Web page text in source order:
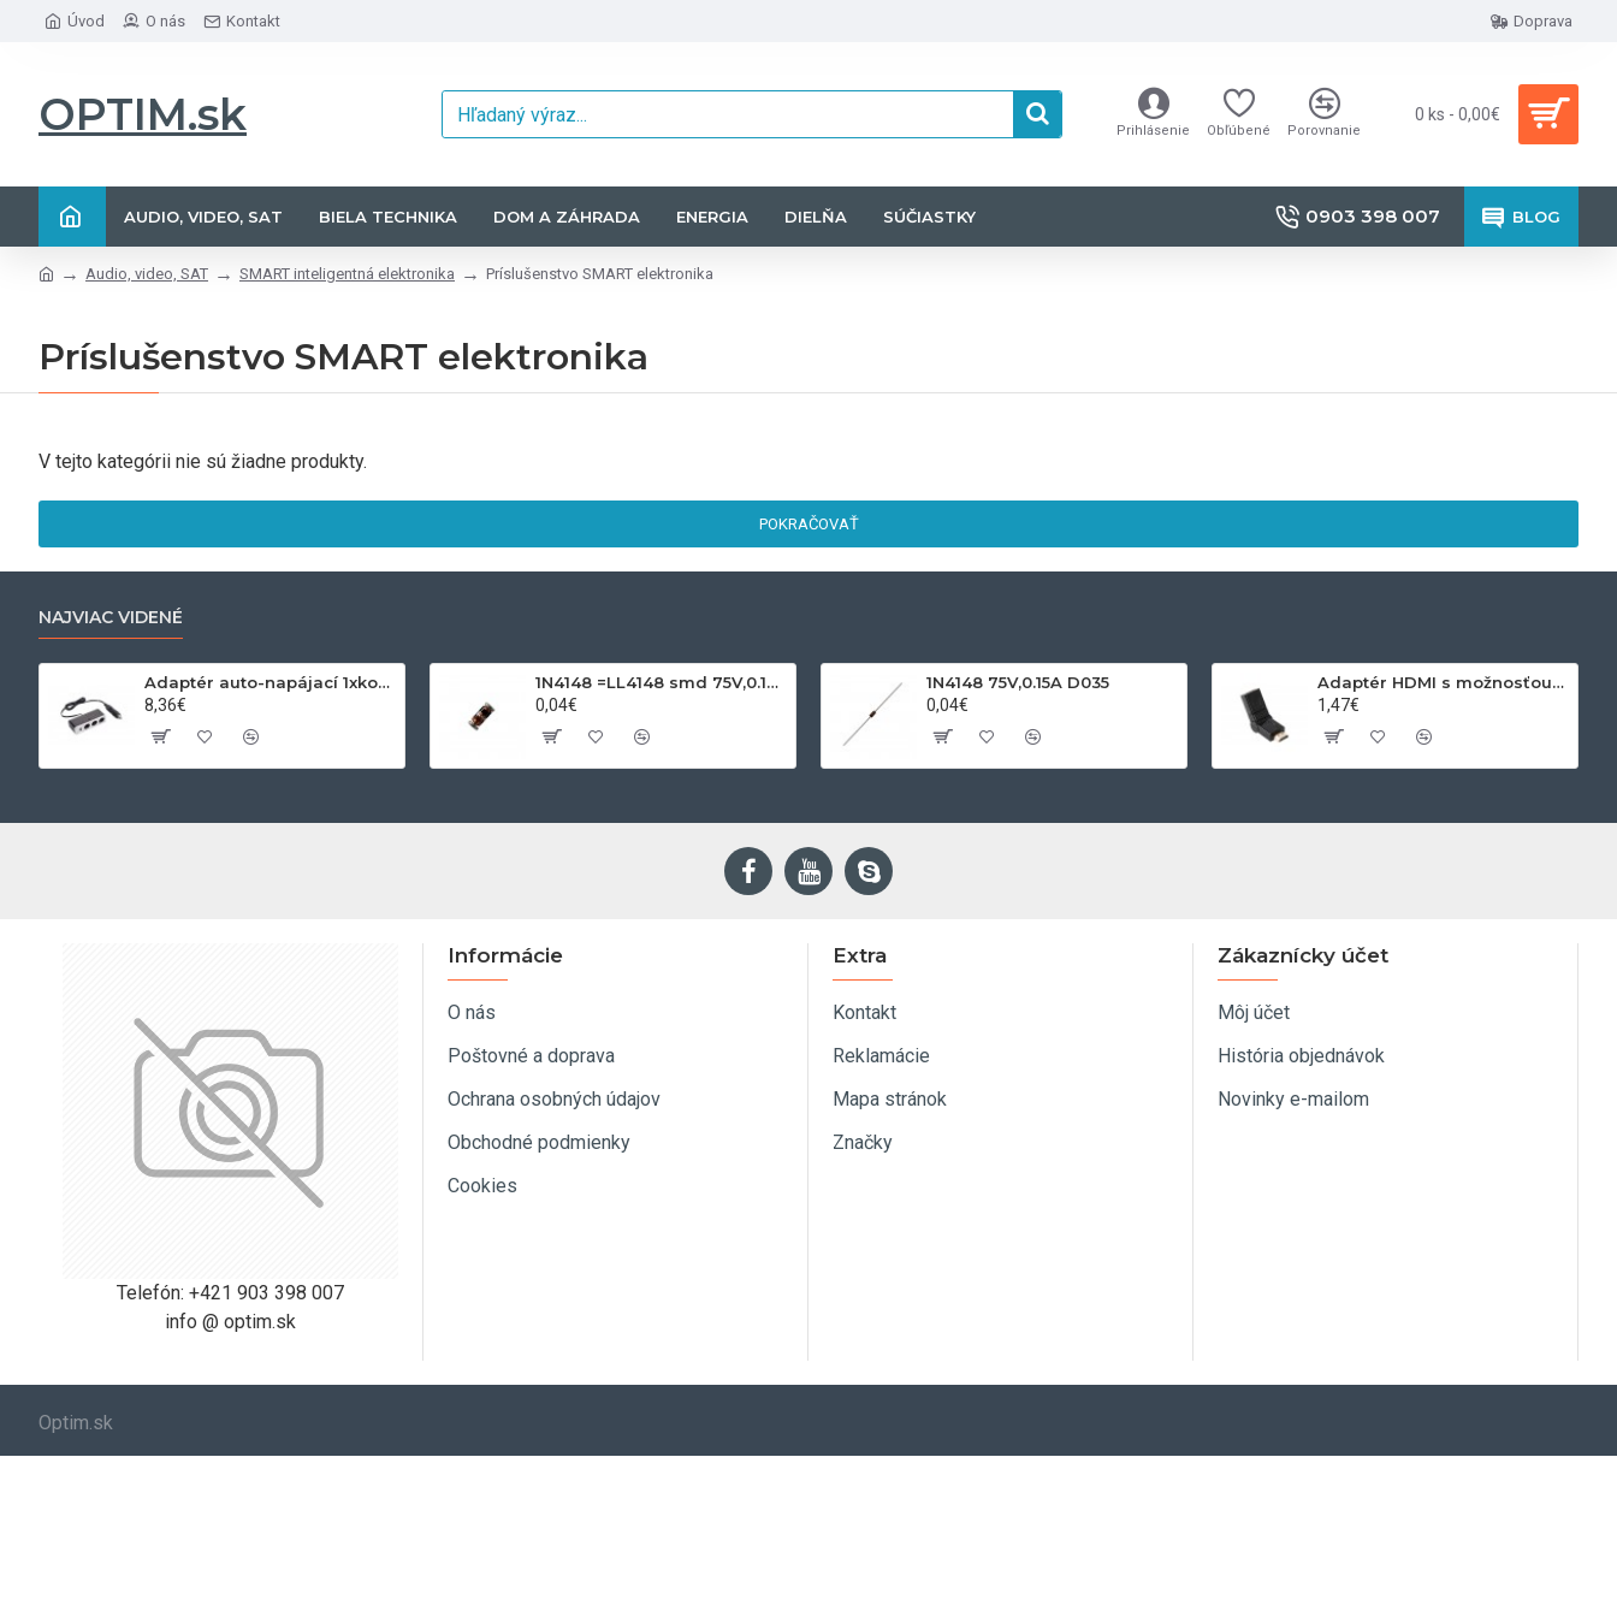
Úvod O nás Kontakt Doprava
OPTIM.sk Prihlásenie Obľúbené Porovnanie
0 ks - 0,00€
AUDIO, VIDEO, SAT BIELA TECHNIKA DOM A ZÁHRADA ENERGIA DIELŇA SÚČIASTKY 0903 398 007 BLOG
Audio, video, SAT SMART inteligentná elektronika Príslušenstvo SMART elektronika
Príslušenstvo SMART elektronika
V tejto kategórii nie sú žiadne produkty.
POKRAČOVAŤ
NAJVIAC VIDENÉ
Adaptér auto-napájací 1xkon./3x zdierka- 12/24V, USB 1000mA
8,36€
1N4148 =LL4148 smd 75V,0.15A SOD80C
0,04€
1N4148 75V,0.15A D035
0,04€
Adaptér HDMI s možnosťou otáčania
1,47€
Telefón: +421 903 398 007
info @ optim.sk
Informácie
O nás
Poštovné a doprava
Ochrana osobných údajov
Obchodné podmienky
Cookies
Extra
Kontakt
Reklamácie
Mapa stránok
Značky
Zákaznícky účet
Môj účet
História objednávok
Novinky e-mailom
Optim.sk